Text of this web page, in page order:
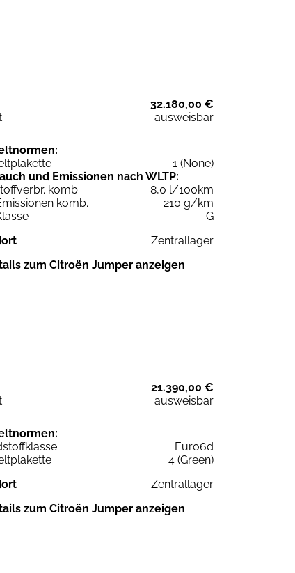
32.180,00 €
ausweisbar
1 (None)
und Emissionen nach WLTP:
komb.
8,0 l/100km
komb.
210 g/km
G
Zentrallager
zum Citroën Jumper anzeigen
21.390,00 €
ausweisbar
Euro6d
4 (Green)
Zentrallager
zum Citroën Jumper anzeigen